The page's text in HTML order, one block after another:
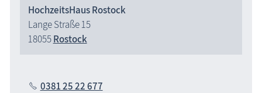
HochzeitsHaus Rostock
Lange Straße 15
18055Rostock
0381 25 22 677